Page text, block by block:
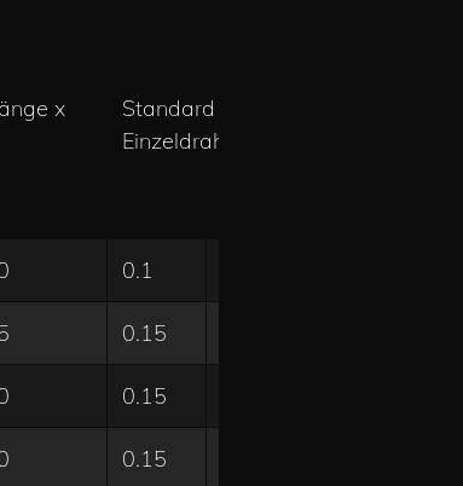
x
Standard
Einzeldrahtstärken*
0.1
0.15
0.15
0.15